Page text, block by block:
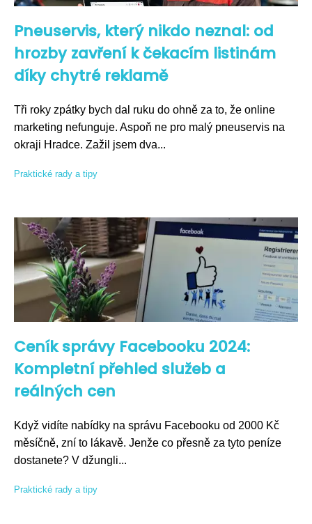
Pneuservis, který nikdo neznal: od
hrozby zavření k čekacím listinám
díky chytré reklamě
Tři roky zpátky bych dal ruku do ohně za to, že online
marketing nefunguje. Aspoň ne pro malý pneuservis na
okraji Hradce. Zažil jsem dva...
Praktické rady a tipy
Ceník správy Facebooku 2024:
Kompletní přehled služeb a
reálných cen
Když vidíte nabídky na správu Facebooku od 2000 Kč
měsíčně, zní to lákavě. Jenže co přesně za tyto peníze
dostanete? V džungli...
Praktické rady a tipy